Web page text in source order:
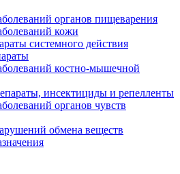
органов пищеварения
кожи
системного действия
костно-мышечной
инсектициды и репелленты
органов чувств
обмена веществ